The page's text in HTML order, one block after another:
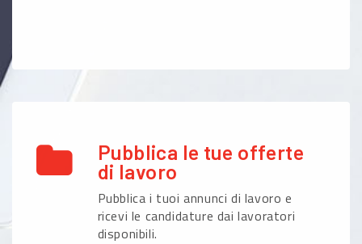
Pubblica le tue offerte
di lavoro
Pubblica i tuoi annunci di lavoro e
ricevi le candidature dai lavoratori
disponibili.